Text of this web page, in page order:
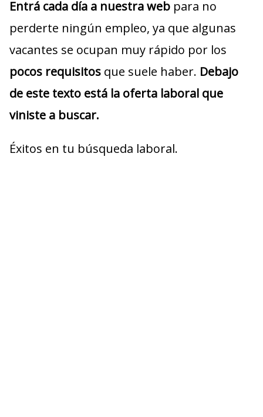
Entrá cada día a nuestra web para no
perderte ningún empleo, ya que algunas
vacantes se ocupan muy rápido por los
pocos requisitos que suele haber. Debajo
de este texto está la oferta laboral que
viniste a buscar.
Éxitos en tu búsqueda laboral.